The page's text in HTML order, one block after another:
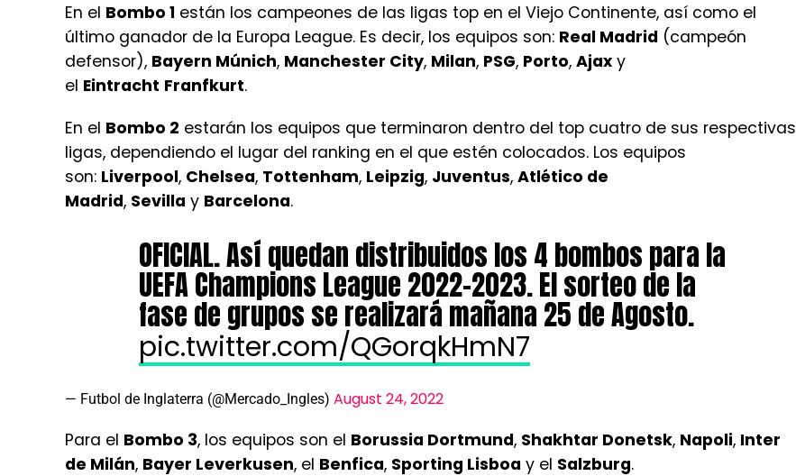
En el Bombo 1 están los campeones de las ligas top en el Viejo Continente, así como el
último ganador de la Europa League. Es decir, los equipos son: Real Madrid (campeón
defensor), Bayern Múnich, Manchester City, Milan, PSG, Porto, Ajax y
el Eintracht Franfkurt.
En el Bombo 2 estarán los equipos que terminaron dentro del top cuatro de sus respectivas
ligas, dependiendo el lugar del ranking en el que estén colocados. Los equipos
son: Liverpool, Chelsea, Tottenham, Leipzig, Juventus, Atlético de
Madrid, Sevilla y Barcelona.
OFICIAL. Así quedan distribuidos los 4 bombos para la
UEFA Champions League 2022-2023. El sorteo de la
fase de grupos se realizará mañana 25 de Agosto.
pic.twitter.com/QGorqkHmN7
— Futbol de Inglaterra (@Mercado_Ingles) August 24, 2022
Para el Bombo 3, los equipos son el Borussia Dortmund, Shakhtar Donetsk, Napoli, Inter
de Milán, Bayer Leverkusen, el Benfica, Sporting Lisboa y el Salzburg.